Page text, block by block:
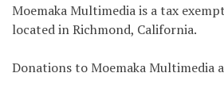
Moemaka Multimedia is a tax
located in Richmond, California.
Donations to Moemaka Multimedia